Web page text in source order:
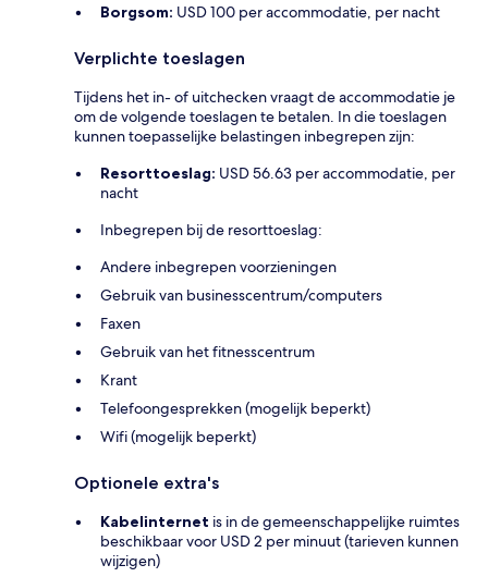
Borgsom: USD 100 per accommodatie, per nacht
Verplichte toeslagen
Tijdens het in- of uitchecken vraagt de accommodatie je
om de volgende toeslagen te betalen. In die toeslagen
kunnen toepasselijke belastingen inbegrepen zijn:
Resorttoeslag: USD 56.63 per accommodatie, per
nacht
Inbegrepen bij de resorttoeslag:
Andere inbegrepen voorzieningen
Gebruik van businesscentrum/computers
Faxen
Gebruik van het fitnesscentrum
Krant
Telefoongesprekken (mogelijk beperkt)
Wifi (mogelijk beperkt)
Optionele extra's
Kabelinternet is in de gemeenschappelijke ruimtes
beschikbaar voor USD 2 per minuut (tarieven kunnen
wijzigen)